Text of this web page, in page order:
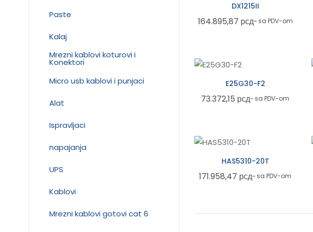
DX1215II
164.895,87 рсд~ sa PDV-om
E25G30-F2
73.372,15 рсд~ sa PDV-om
HAS5310-20T
171.958,47 рсд~ sa PDV-om
Paste
Kalaj
Mrezni kablovi koturovi i
Konektori
Micro usb kablovi i punjaci
Alat
Ispravljaci
napajanja
UPS
Kablovi
Mrezni kablovi gotovi cat 6